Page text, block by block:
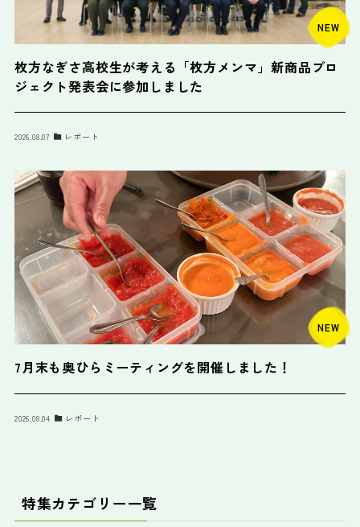
NEW
枚方なぎさ高校生が考える「枚方メンマ」新商品プロ
ジェクト発表会に参加しました
2026.08.07 レポート
NEW
7月末も奥ひらミーティングを開催しました！
2026.08.04 レポート
特集カテゴリー一覧